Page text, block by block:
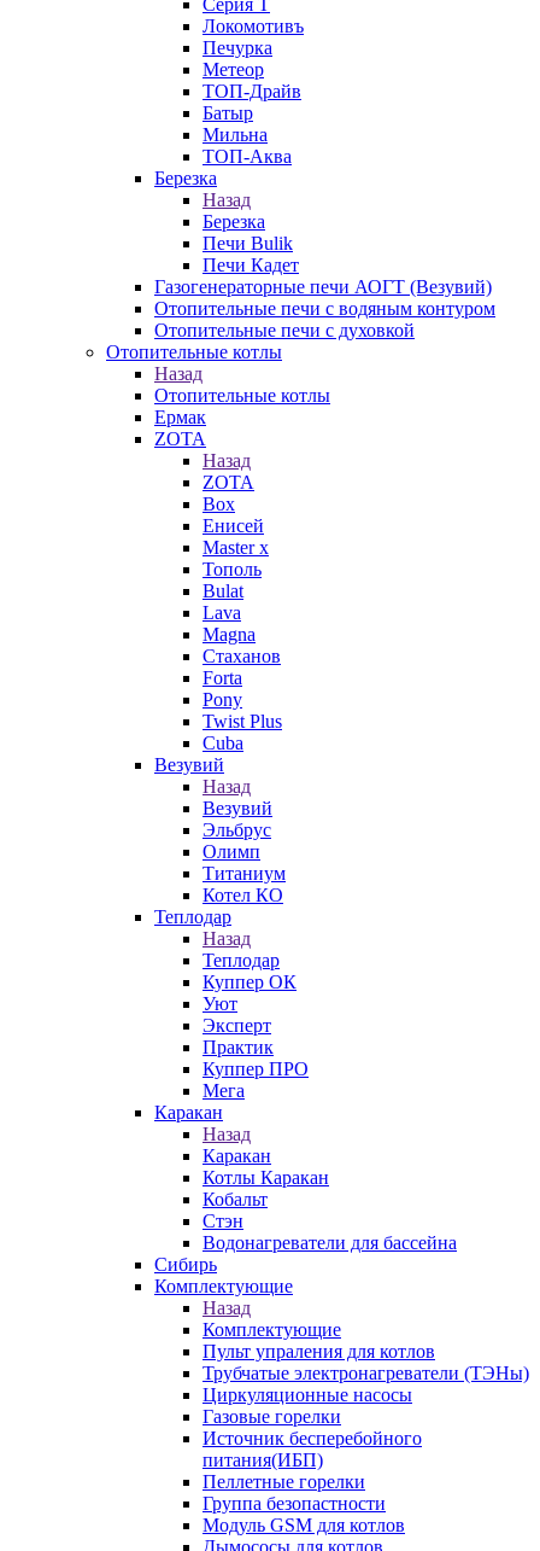
Серия Т
Локомотивъ
Печурка
Метеор
ТОП-Драйв
Батыр
Мильна
ТОП-Аква
Березка
Назад
Березка
Печи Bulik
Печи Кадет
Газогенераторные печи АОГТ (Везувий)
Отопительные печи с водяным контуром
Отопительные печи с духовкой
Отопительные котлы
Назад
Отопительные котлы
Ермак
ZOTA
Назад
ZOTA
Box
Енисей
Master x
Тополь
Bulat
Lava
Magna
Стаханов
Forta
Pony
Twist Plus
Cuba
Везувий
Назад
Везувий
Эльбрус
Олимп
Титаниум
Котел КО
Теплодар
Назад
Теплодар
Куппер ОК
Уют
Эксперт
Практик
Куппер ПРО
Мега
Каракан
Назад
Каракан
Котлы Каракан
Кобальт
Стэн
Водонагреватели для бассейна
Сибирь
Комплектующие
Назад
Комплектующие
Пульт упраления для котлов
Трубчатые электронагреватели (ТЭНы)
Циркуляционные насосы
Газовые горелки
Источник бесперебойного
питания(ИБП)
Пеллетные горелки
Группа безопастности
Модуль GSM для котлов
Дымососы для котлов